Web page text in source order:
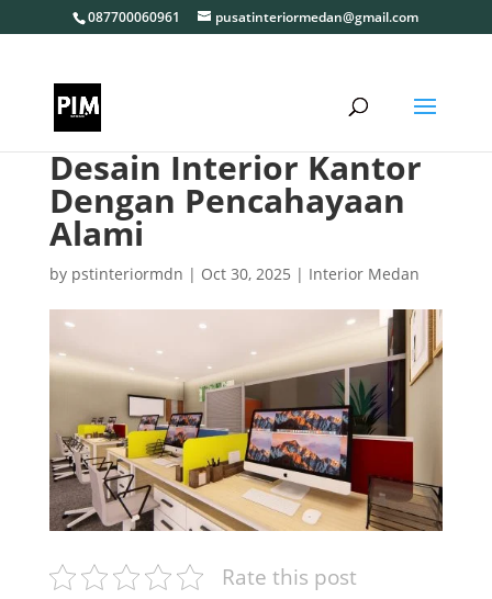
087700060961 pusatinteriormedan@gmail.com
Desain Interior Kantor
Dengan Pencahayaan
Alami
by pstinteriormdn | Oct 30, 2025 | Interior Medan
Rate this post